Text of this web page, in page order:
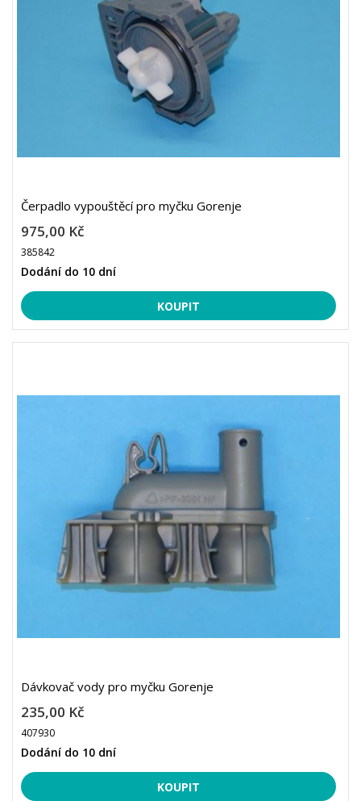
Čerpadlo vypouštěcí pro myčku Gorenje
975,00 Kč
385842
Dodání do 10 dní
Dávkovač vody pro myčku Gorenje
235,00 Kč
407930
Dodání do 10 dní